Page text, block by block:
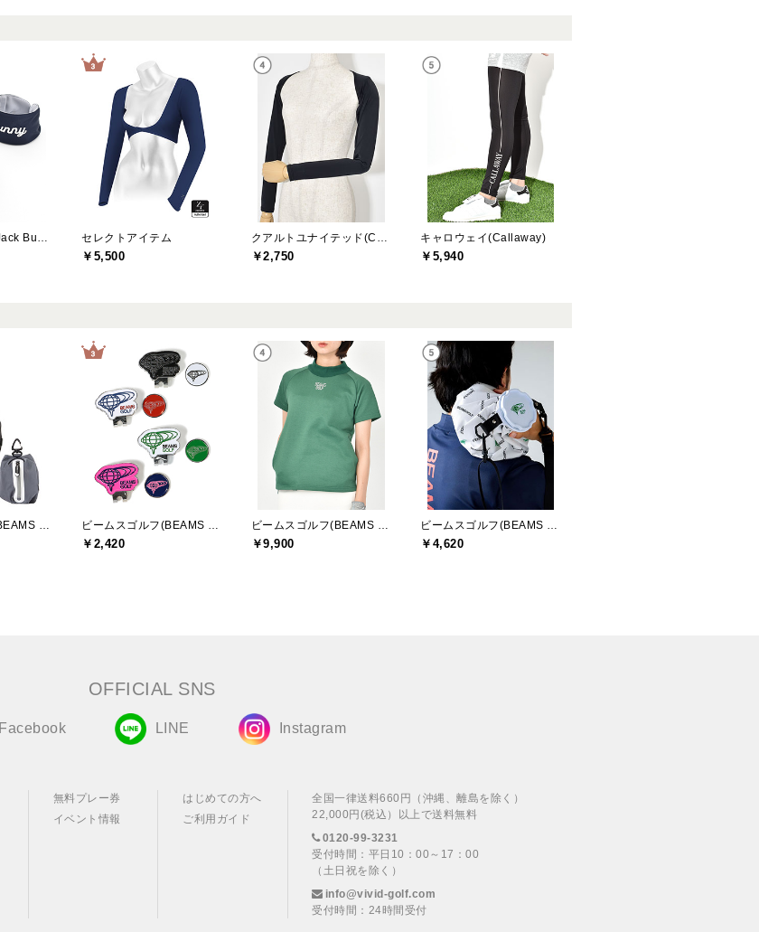
セレクトアイテム
￥5,500 ￥2,750
キャロウェイ(Callaway)
￥5,940
￥2,420 ￥9,900 ￥4,620
OFFICIAL SNS
Facebook LINE Instagram
無料プレー券
イベント情報
はじめての方へ
ご利用ガイド
全国一律送料660円（沖縄、離島を除く）
22,000円(税込）以上で送料無料
0120-99-3231
受付時間：平日10：00～17：00
（土日祝を除く）
info@vivid-golf.com
受付時間：24時間受付